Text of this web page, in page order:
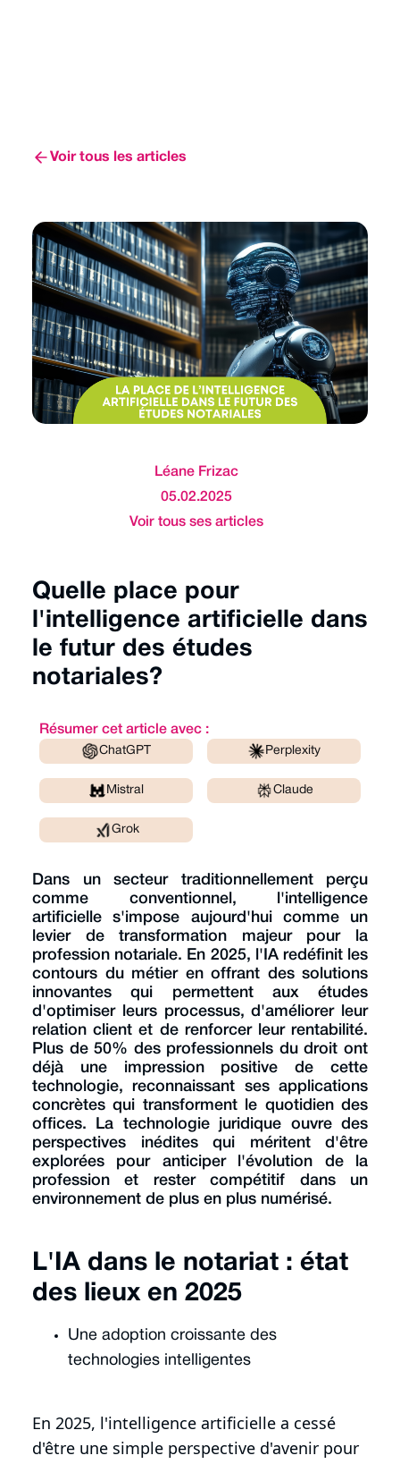
Voir tous les articles
Léane Frizac
05.02.2025
Voir tous ses articles
Quelle place pour
l'intelligence artificielle dans
le futur des études
notariales?
Résumer cet article avec :
ChatGPT Perplexity
Mistral Claude
Grok
Dans un secteur traditionnellement perçu
comme conventionnel, l'intelligence
artificielle s'impose aujourd'hui comme un
levier de transformation majeur pour la
profession notariale. En 2025, l'IA redéfinit les
contours du métier en offrant des solutions
innovantes qui permettent aux études
d'optimiser leurs processus, d'améliorer leur
relation client et de renforcer leur rentabilité.
Plus de 50% des professionnels du droit ont
déjà une impression positive de cette
technologie, reconnaissant ses applications
concrètes qui transforment le quotidien des
offices. La technologie juridique ouvre des
perspectives inédites qui méritent d'être
explorées pour anticiper l'évolution de la
profession et rester compétitif dans un
environnement de plus en plus numérisé.
L'IA dans le notariat : état
des lieux en 2025
Une adoption croissante des
technologies intelligentes
En 2025, l'intelligence artificielle a cessé
d'être une simple perspective d'avenir pour